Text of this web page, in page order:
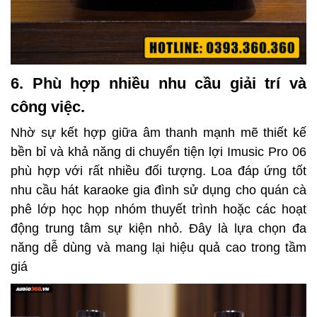
6. Phù hợp nhiều nhu cầu giải trí và
công việc.
Nhờ sự kết hợp giữa âm thanh mạnh mẽ thiết kế
bền bỉ và khả năng di chuyển tiện lợi Imusic Pro 06
phù hợp với rất nhiều đối tượng. Loa đáp ứng tốt
nhu cầu hát karaoke gia đình sử dụng cho quán cà
phê lớp học họp nhóm thuyết trình hoặc các hoạt
động trung tâm sự kiện nhỏ. Đây là lựa chọn đa
năng dễ dùng và mang lại hiệu quả cao trong tầm
giá